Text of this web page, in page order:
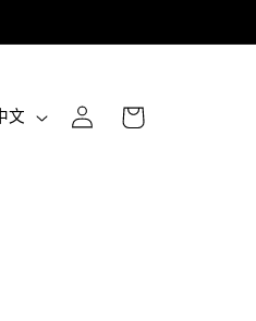
文
登
录
物